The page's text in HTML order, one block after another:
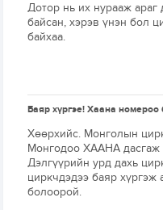
Дотор нь их нурааж араг
байсан, хэрэв үнэн бол
байхаа.
Баяр хүргэе! Хаана номероо
Хөөрхийс. Монголын
Монгодоо ХААНА дасгаж
Дэлгүүрийн урд дахь
циркчдэдээ баяр
болоорой.